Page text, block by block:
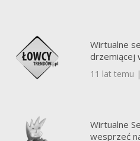
Wirtualne
drzemiącej
11 lat temu
Wirtualne
wesprzeć